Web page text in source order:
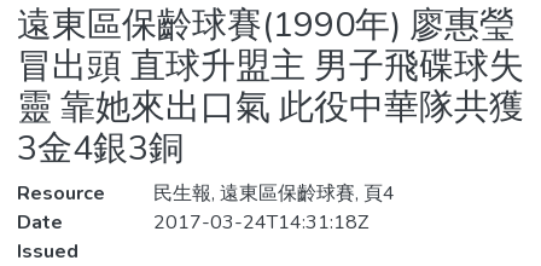
Statistics
遠東區保齡球賽(1990年) 廖惠瑩
冒出頭 直球升盟主 男子飛碟球失
靈 靠她來出口氣 此役中華隊共獲
3金4銀3銅
Resource
民生報, 遠東區保齡球賽, 頁4
Date
Issued
2017-03-24T14:31:18Z